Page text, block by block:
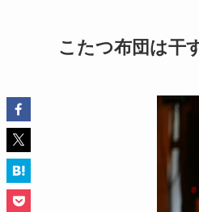
こたつ布団は干